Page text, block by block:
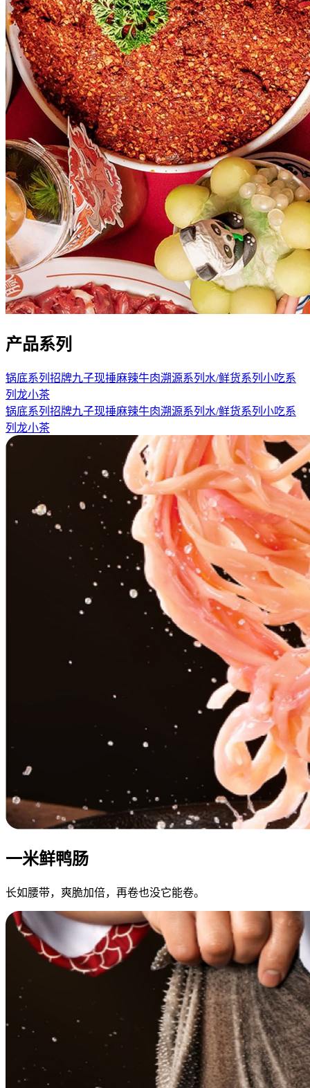
产品系列
锅底系列 招牌九子现捶麻辣牛肉溯源系列 水/鲜货系列 小吃系
列 龙小茶
锅底系列 招牌九子现捶麻辣牛肉溯源系列 水/鲜货系列 小吃系
列 龙小茶
一米鲜鸭肠
长如腰带，爽脆加倍，再卷也没它能卷。